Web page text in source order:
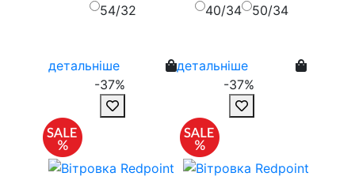
54/32
детальніше
-37%
40/34
50/34
детальніше
-37%